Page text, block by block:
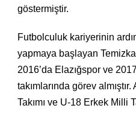
göstermiştir.
Futbolculuk kariyerinin
yapmaya başlayan
2016’da Elazığspor ve
takımlarında görev
Takımı ve U-18 Erkek Milli